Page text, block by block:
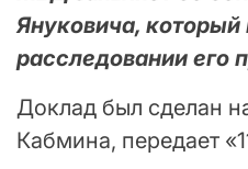
Януковича,
расследовании его
Доклад был сделан
Кабмина, передает